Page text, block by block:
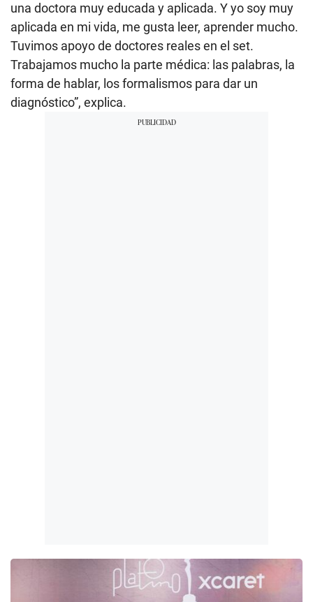
una doctora muy educada y aplicada. Y yo soy muy
aplicada en mi vida, me gusta leer, aprender mucho.
Tuvimos apoyo de doctores reales en el set.
Trabajamos mucho la parte médica: las palabras, la
forma de hablar, los formalismos para dar un
diagnóstico”, explica.